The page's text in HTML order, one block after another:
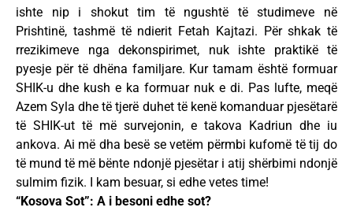
ishte nip i shokut tim të ngushtë të studimeve në
Prishtinë, tashmë të ndierit Fetah Kajtazi. Për shkak të
rrezikimeve nga dekonspirimet, nuk ishte praktikë të
pyesje për të dhëna familjare. Kur tamam është formuar
SHIK-u dhe kush e ka formuar nuk e di. Pas lufte, meqë
Azem Syla dhe të tjerë duhet të kenë komanduar pjesëtarë
të SHIK-ut të më survejonin, e takova Kadriun dhe iu
ankova. Ai më dha besë se vetëm përmbi kufomë të tij do
të mund të më bënte ndonjë pjesëtar i atij shërbimi ndonjë
sulmim fizik. I kam besuar, si edhe vetes time!
“Kosova Sot”: A i besoni edhe sot?